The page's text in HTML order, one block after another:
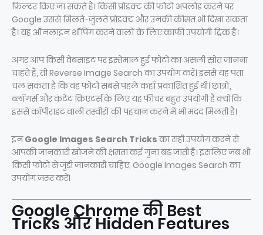
फ़िल्टर किए जा सकते हैं। किसी प्रोडक्ट की फोटो अपलोड करने पर
Google उससे मिलते-जुलते प्रोडक्ट और उनकी कीमत भी दिखा सकता
है। यह ऑनलाइन शॉपिंग करने वालों के लिए काफी उपयोगी ट्रिक है।
अगर आप किसी वेबसाइट पर इस्तेमाल हुई फोटो का असली स्रोत जानना
चाहते हैं, तो Reverse Image Search का उपयोग करें। इससे यह पता
चल सकता है कि वह फोटो सबसे पहले कहाँ प्रकाशित हुई थी। छात्रों,
ब्लॉगर्स और कंटेंट क्रिएटर्स के लिए यह फीचर बहुत उपयोगी है क्योंकि
इससे कॉपीराइट वाली तस्वीरों की पहचान करने में भी मदद मिलती है।
इनGoogle Images Search Tricksका सही उपयोग करने से
आपकी जानकारी खोजने की क्षमता कई गुना बढ़ जाती है। इसलिए जब भी
किसी फोटो से जुड़ी जानकारी चाहिए, Google Images Search का
उपयोग जरूर करें।
Google Chrome की Best
Tricks और Hidden Features